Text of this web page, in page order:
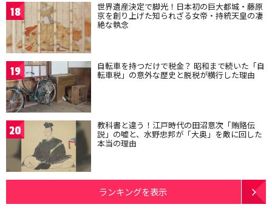
18 世界遺産決定で脚光！日本初の巨大都城・藤原
京を創り上げた知られざる女帝・持統天皇の凄
絶な執念
19 自転車を持つだけで税金？ 昭和まで続いた「自
転車税」の意外な歴史と脱税が横行した理由
20 教科書と違う！江戸時代の田沼意次「賄賂伝
説」の嘘と、水野忠邦が「大奥」を敵に回した
本当の理由
ランキングを表示